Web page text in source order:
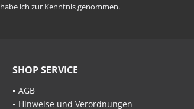
habe ich zur Kenntnis genommen.
SHOP SERVICE
AGB
Hinweise und Verordnungen